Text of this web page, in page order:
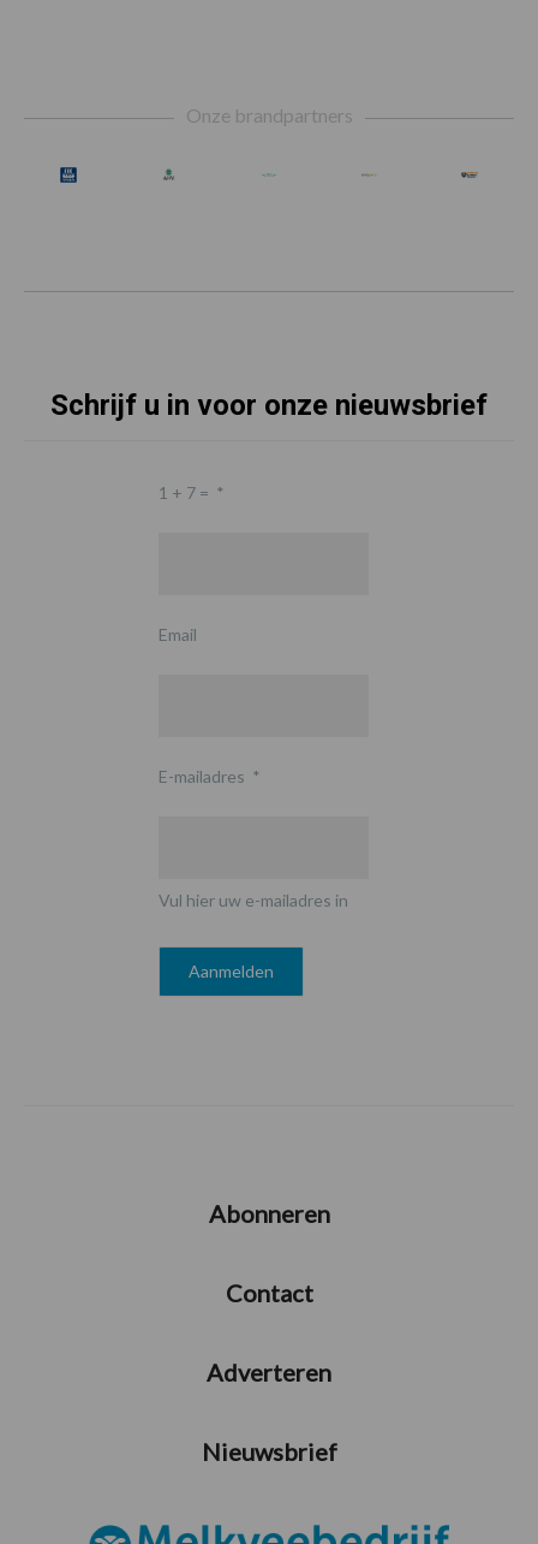
Onze brandpartners
Schrijf u in voor onze nieuwsbrief
1 + 7 = *
Email
E-mailadres *
Vul hier uw e-mailadres in
Abonneren
Contact
Adverteren
Nieuwsbrief